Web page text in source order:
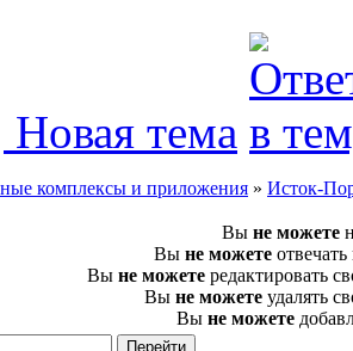
Новая тема
комплексы и приложения » Исток-
Вы не можете
Вы не можете
Вы не можете редактировать
Вы не можете удалять
Вы не можете